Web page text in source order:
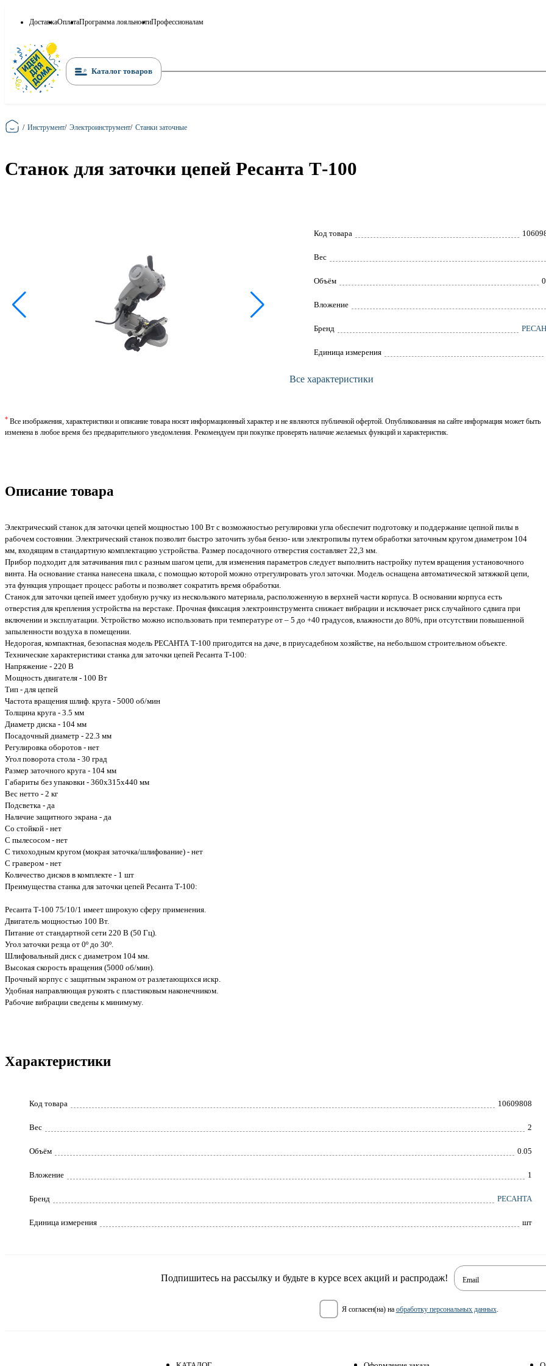
ДоставкаОплатаПрограмма лояльностиПрофессионалам
Каталог товаров
Главная
/ Инструмент/ Электроинструмент/ Станки заточные
Станок для заточки цепей Ресанта Т-100
Код товара
Вес
Объём
Вложение
Брeнд
Единица измерения
Все характеристики
* Все изображения, характеристики и описание товара носят информационный характер и не являются публичной офертой. Опубликованная на сайте информация может быть
изменена в любое время без предварительного уведомления. Рекомендуем при покупке проверять наличие желаемых функций и характеристик.
Описание товара
Электрический станок для заточки цепей мощностью 100 Вт с возможностью регулировки угла обеспечит подготовку и поддержание цепной пилы в
рабочем состоянии. Электрический станок позволит быстро заточить зубья бензо- или электропилы путем обработки заточным кругом диаметром 104
мм, входящим в стандартную комплектацию устройства. Размер посадочного отверстия составляет 22,3 мм.
Прибор подходит для затачивания пил с разным шагом цепи, для изменения параметров следует выполнить настройку путем вращения установочного
винта. На основание станка нанесена шкала, с помощью которой можно отрегулировать угол заточки. Модель оснащена автоматической затяжкой цепи,
эта функция упрощает процесс работы и позволяет сократить время обработки.
Станок для заточки цепей имеет удобную ручку из нескользкого материала, расположенную в верхней части корпуса. В основании корпуса есть
отверстия для крепления устройства на верстаке. Прочная фиксация электроинструмента снижает вибрации и исключает риск случайного сдвига при
включении и эксплуатации. Устройство можно использовать при температуре от – 5 до +40 градусов, влажности до 80%, при отсутствии повышенной
запыленности воздуха в помещении.
Недорогая, компактная, безопасная модель РЕСАНТА Т-100 пригодится на даче, в приусадебном хозяйстве, на небольшом строительном объекте.
Технические характеристики станка для заточки цепей Ресанта Т-100:
Напряжение - 220 В
Мощность двигателя - 100 Вт
Тип - для цепей
Частота вращения шлиф. круга - 5000 об/мин
Толщина круга - 3.5 мм
Диаметр диска - 104 мм
Посадочный диаметр - 22.3 мм
Регулировка оборотов - нет
Угол поворота стола - 30 град
Размер заточного круга - 104 мм
Габариты без упаковки - 360х315х440 мм
Вес нетто - 2 кг
Подсветка - да
Наличие защитного экрана - да
Со стойкой - нет
С пылесосом - нет
С тихоходным кругом (мокрая заточка/шлифование) - нет
С гравером - нет
Количество дисков в комплекте - 1 шт
Преимущества станка для заточки цепей Ресанта Т-100:
Ресанта Т-100 75/10/1 имеет широкую сферу применения.
Двигатель мощностью 100 Вт.
Питание от стандартной сети 220 В (50 Гц).
Угол заточки резца от 0º до 30º.
Шлифовальный диск с диаметром 104 мм.
Высокая скорость вращения (5000 об/мин).
Прочный корпус с защитным экраном от разлетающихся искр.
Удобная направляющая рукоять с пластиковым наконечником.
Рабочие вибрации сведены к минимуму.
Характеристики
Код товара 10609808
Вес 2
Объём 0.05
Вложение 1
Бренд РЕСАНТА
Единица измерения шт
Подпишитесь на рассылку и будьте в курсе всех акций и распродаж! Email
я согласен(на) на обработку персональных данных.